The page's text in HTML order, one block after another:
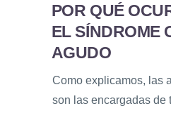
POR QUÉ
EL SÍNDROME
AGUDO
Como explicamos, las
son las encargadas de